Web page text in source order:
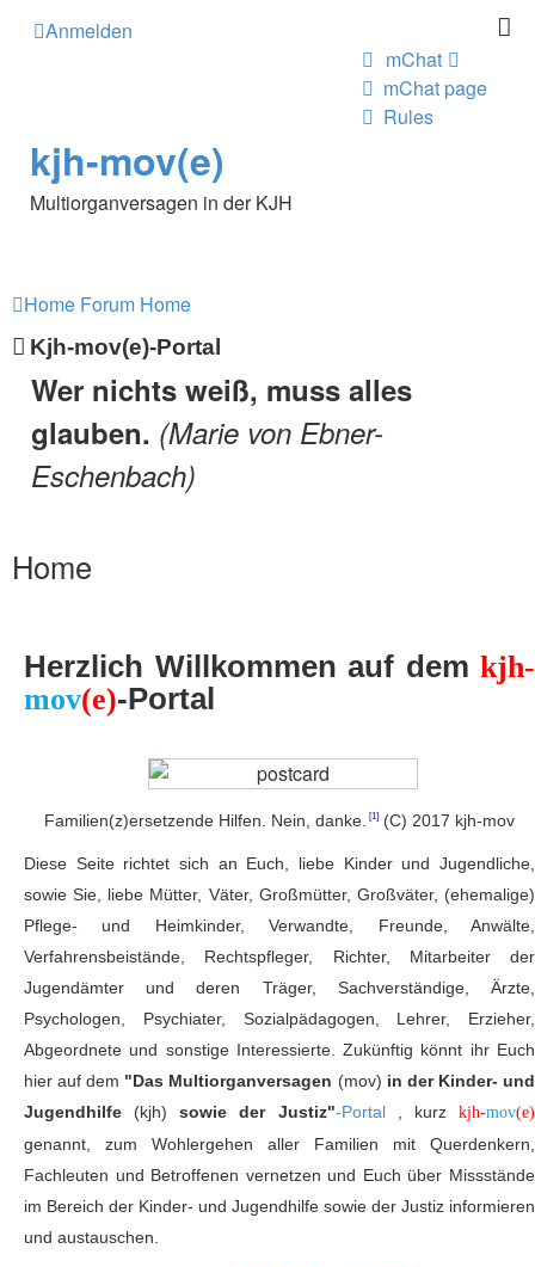
Anmelden
mChat
mChat page
Rules
kjh-mov(e)
Multiorganversagen in der KJH
Home Forum Home
Kjh-mov(e)-Portal
Wer nichts weiß, muss alles
glauben. (Marie von Ebner-
Eschenbach)
Home
Herzlich Willkommen auf dem kjh-
mov(e)-Portal
Familien(z)ersetzende Hilfen. Nein, danke. (C) 2017 kjh-mov
Diese Seite richtet sich an Euch, liebe Kinder und Jugendliche,
sowie Sie, liebe Mütter, Väter, Großmütter, Großväter, (ehemalige)
Pflege- und Heimkinder, Verwandte, Freunde, Anwälte,
Verfahrensbeistände, Rechtspfleger, Richter, Mitarbeiter der
Jugendämter und deren Träger, Sachverständige, Ärzte,
Psychologen, Psychiater, Sozialpädagogen, Lehrer, Erzieher,
Abgeordnete und sonstige Interessierte. Zukünftig könnt ihr Euch
hier auf dem "Das Multiorganversagen (mov) in der Kinder- und
Jugendhilfe (kjh)sowie der Justiz"-Portal, kurzkjh-mov(e)
genannt, zum Wohlergehen aller Familien mit Querdenkern,
Fachleuten und Betroffenen vernetzen und Euch über Missstände
im Bereich der Kinder- und Jugendhilfe sowie der Justiz informieren
und austauschen.